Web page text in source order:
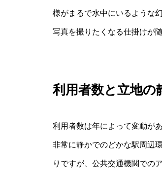
様がまるで水中にいるような
写真を撮りたくなる仕掛けが
利用者数と立地の
利用者数は年によって変動が
非常に静かでのどかな駅周辺
りですが、公共交通機関での